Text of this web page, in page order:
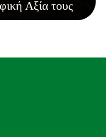
Αξία τους